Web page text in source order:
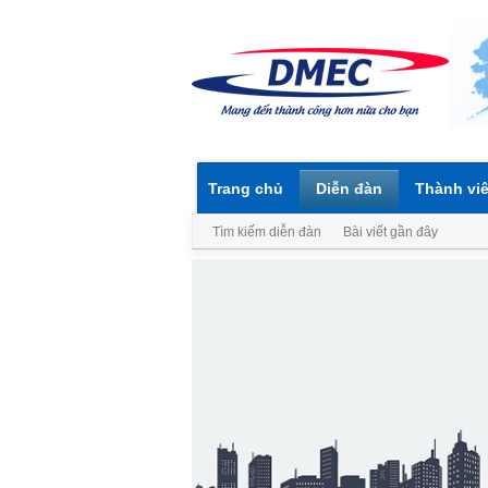
Trang chủ Diễn đàn
Tìm kiếm diễn đàn Bài viết gần đây
Thành